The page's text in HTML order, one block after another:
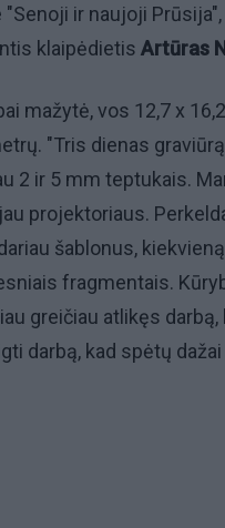
ir naujoji
klaipėdietis Artūras
mažytė, vos 12,7 x
"Tris dienas
2 ir 5 mm teptukais.
projektoriaus.
šablonus,
fragmentais.
greičiau atlikęs
darbą, kad spėtų